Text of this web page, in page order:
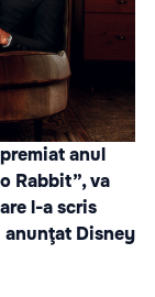
anul
Rabbit”, va
l-a scris
anunţat Disney